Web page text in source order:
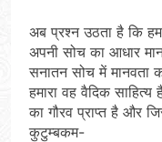
अब प्रश्न उठता है कि हम
अपनी सोच का आधार
सनातन सोच में मानवता
हमारा वह वैदिक साहित्य
का गौरव प्राप्त है और
कुटुम्बकम-